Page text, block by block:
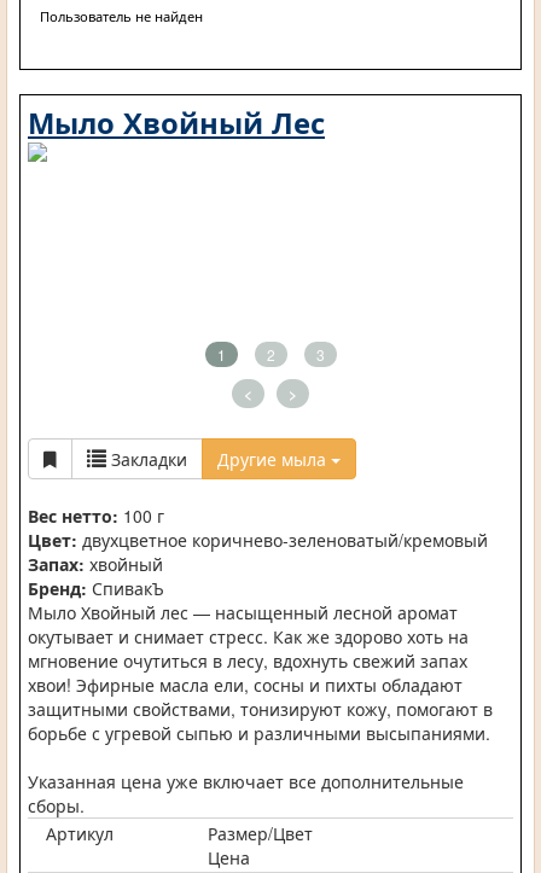
Пользователь не найден
Мыло Хвойный Лес
1 2 3
< >
Закладки Другие мыла
Вес нетто: 100 г
Цвет: двухцветное коричнево-зеленоватый/кремовый
Запах: хвойный
Бренд: СпивакЪ
Мыло Хвойный лес — насыщенный лесной аромат
окутывает и снимает стресс. Как же здорово хоть на
мгновение очутиться в лесу, вдохнуть свежий запах
хвои! Эфирные масла ели, сосны и пихты обладают
защитными свойствами, тонизируют кожу, помогают в
борьбе с угревой сыпью и различными высыпаниями.
Указанная цена уже включает все дополнительные
сборы.
Артикул
Размер/Цвет
Цена